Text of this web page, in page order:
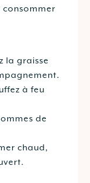
consommer
la graisse
à feu
de
chaud,